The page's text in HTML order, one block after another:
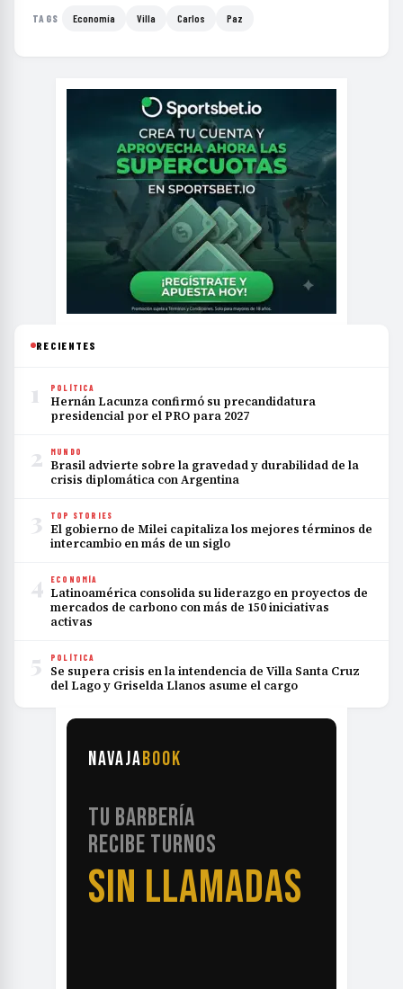
TAGS Economía Villa Carlos Paz
RECIENTES
1 POLÍTICA
Hernán Lacunza confirmó su precandidatura
presidencial por el PRO para 2027
2 MUNDO
Brasil advierte sobre la gravedad y durabilidad de la
crisis diplomática con Argentina
3 TOP STORIES
El gobierno de Milei capitaliza los mejores términos de
intercambio en más de un siglo
4 ECONOMÍA
Latinoamérica consolida su liderazgo en proyectos de
mercados de carbono con más de 150 iniciativas
activas
5 POLÍTICA
Se supera crisis en la intendencia de Villa Santa Cruz
del Lago y Griselda Llanos asume el cargo
NAVAJABOOK
TU BARBERÍA
RECIBE TURNOS
SIN LLAMADAS